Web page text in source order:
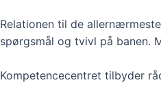
Relationen til de
spørgsmål og tvivl på banen.
Kompetencecentret tilbyder